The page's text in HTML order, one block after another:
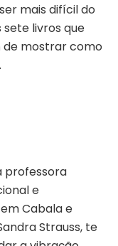
mais difícil do
sete livros que
de mostrar como
professora
e
Cabala e
Strauss, te